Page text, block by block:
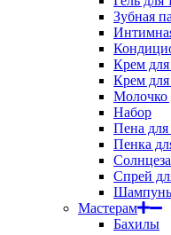
Зубная
Крем
Крем для
Молочко
Набор
Пена
Пенка
Спрей
Шампунь
Мастерам
Бахилы